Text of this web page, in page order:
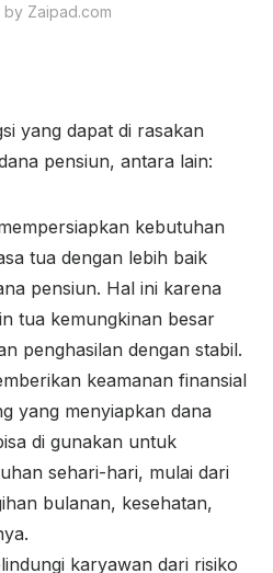
by Zaipad.com
yang dapat di rasakan
pensiun, antara lain:
kebutuhan
tua dengan lebih baik
pensiun. Hal ini karena
tua kemungkinan besar
penghasilan dengan stabil.
keamanan finansial
yang menyiapkan dana
di gunakan untuk
sehari-hari, mulai dari
bulanan, kesehatan,
karyawan dari risiko